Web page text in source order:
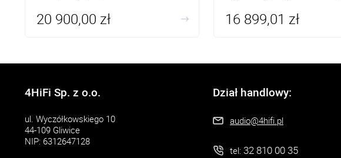
Wyjścia: 1x głośnikowe
20 900,00 zł 16 899,01 zł
4HiFi Sp. z o.o.
ul. Wyczółkowskiego 10
44-109 Gliwice
NIP: 6312647128
Dział handlowy:
audio@4hifi.pl
tel: 32 810 00 35